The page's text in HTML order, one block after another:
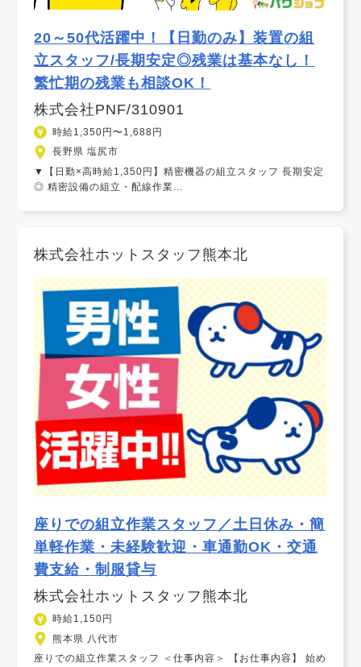
20～50代活躍中！【日勤のみ】装置の組
立スタッフ/長期安定◎残業は基本なし！
繁忙期の残業も相談OK！
株式会社PNF/310901
時給1,350円〜1,688円
長野県 塩尻市
▼【日勤×高時給1,350円】精密機器の組立スタッフ 長期安定
◎ 精密設備の組立・配線作業...
株式会社ホットスタッフ熊本北
座りでの組立作業スタッフ／土日休み・簡
単軽作業・未経験歓迎・車通勤OK・交通
費支給・制服貸与
株式会社ホットスタッフ熊本北
時給1,150円
熊本県 八代市
座りでの組立作業スタッフ ＜仕事内容＞ 【お仕事内容】 始め